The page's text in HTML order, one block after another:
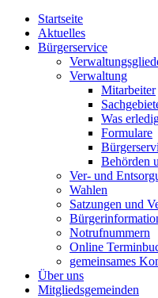
Startseite
Aktuelles
Bürgerservice
Verwaltung
Mitarbeiter
Was
Formulare
Behörden
Ver- und
Wahlen
Satzungen und
Notrufnummern
Online
gemeinsames
Über uns
Mitgliedsgemeinden